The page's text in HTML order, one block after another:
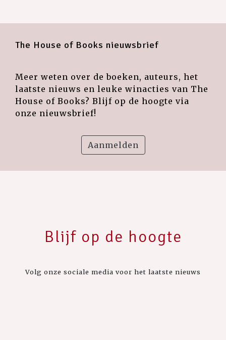
The House of Books nieuwsbrief
Meer weten over de boeken, auteurs, het
laatste nieuws en leuke winacties van The
House of Books? Blijf op de hoogte via
onze nieuwsbrief!
Aanmelden
Blijf op de hoogte
Volg onze sociale media voor het laatste nieuws